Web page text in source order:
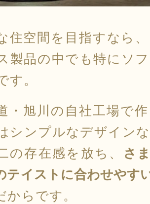
住空間を目指すなら
製品の中でも特にソ
す。
・旭川の自社工場で
シンプルなデザイン
の存在感を放ち、
さ
テイストに合わせやす
からです。